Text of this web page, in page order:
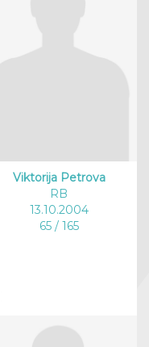
Viktorija Petrova
RB
13.10.2004
65 / 165